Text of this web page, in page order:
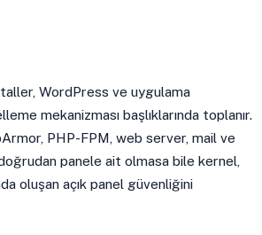
WordPress ve uygulama
mekanizması başlıklarında toplanır.
PHP-FPM, web server, mail ve
panele ait olmasa bile kernel,
oluşan açık panel güvenliğini